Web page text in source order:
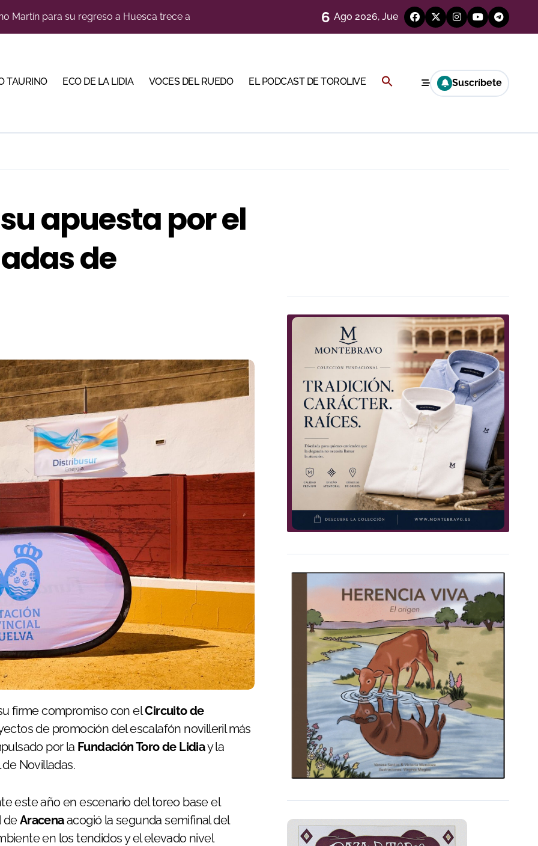
para Morante y Manzanares en Illumbe (Vídeo e imágenes desde el campo)
con largas colas y varias tardes camino del lleno
Tauroemoción en Huesca: «Todas las figuras del toreo quieren venir a esta feria»
6 Ago 2026, Jue
TAURINO ECO DE LA LIDIA VOCES DEL RUEDO EL PODCAST DE TOROLIVE Buscar: Suscríbete
apuesta por el
de
firme compromiso con elCircuito de
de promoción del escalafón novilleril más
por la Fundación Toro de Lidiay la
Novilladas.
este año en escenario del toreo base el
deAracenaacogió la segunda semifinal del
en los tendidos y el elevado nivel